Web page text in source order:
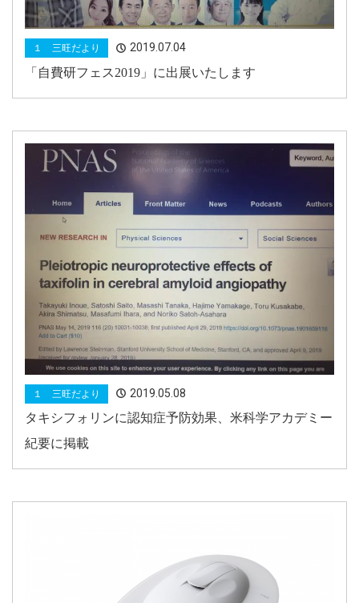
１ 三旺だより 2019.07.04
「自費研フェス2019」に出展いたします
１ 三旺だより 2019.05.08
タキシフォリンに認知症予防効果、米科学アカデミー
紀要に掲載